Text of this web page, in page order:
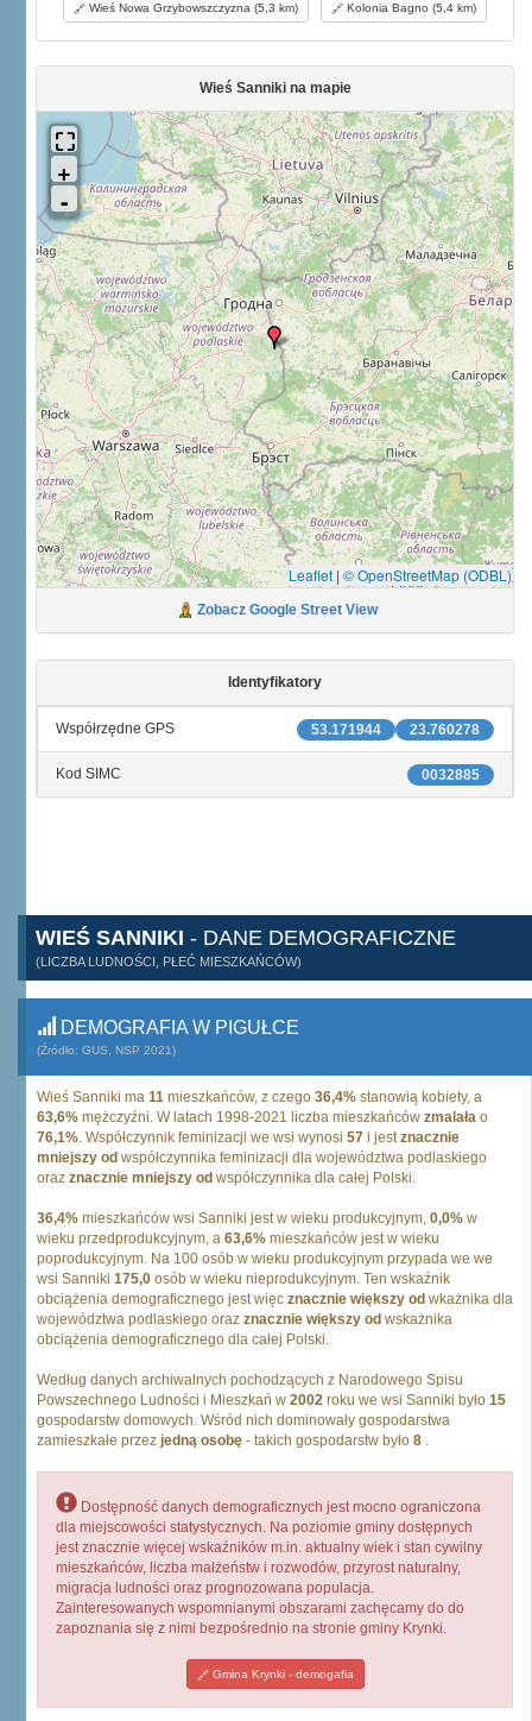
Wieś Nowa Grzybowszczyzna (5,3 km) Kolonia Bagno (5,4 km)
Wieś Sanniki na mapie
Leaflet | © OpenStreetMap (ODBL)
Zobacz Google Street View
Identyfikatory
23.760278
53.171944
Współrzędne GPS
0032885
Kod SIMC
WIEŚ SANNIKI - DANE DEMOGRAFICZNE
(LICZBA LUDNOŚCI, PŁEĆ MIESZKAŃCÓW)
DEMOGRAFIA W PIGUŁCE
(Źródło: GUS, NSP 2021)
Wieś Sanniki ma 11 mieszkańców, z czego 36,4% stanowią kobiety, a
63,6% mężczyźni. W latach 1998-2021 liczba mieszkańców zmalała o
76,1%. Współczynnik feminizacji we wsi wynosi 57 i jestznacznie
mniejszy od współczynnika feminizacji dla województwa podlaskiego
oraz znacznie mniejszy od współczynnika dla całej Polski.
36,4% mieszkańców wsi Sanniki jest w wieku produkcyjnym, 0,0% w
wieku przedprodukcyjnym, a 63,6% mieszkańców jest w wieku
poprodukcyjnym. Na 100 osób w wieku produkcyjnym przypada we we
wsi Sanniki 175,0 osób w wieku nieprodukcyjnym. Ten wskaźnik
obciążenia demograficznego jest więc znacznie większy od wkażnika dla
województwa podlaskiego oraz znacznie większy od wskażnika
obciążenia demograficznego dla całej Polski.
Według danych archiwalnych pochodzących z Narodowego Spisu
Powszechnego Ludności i Mieszkań w 2002 roku we wsi Sanniki było 15
gospodarstw domowych. Wśród nich dominowały gospodarstwa
zamieszkałe przez jedną osobę - takich gospodarstw było 8 .
Dostępność danych demograficznych jest mocno ograniczona
dla miejscowości statystycznych. Na poziomie gminy dostępnych
jest znacznie więcej wskaźników m.in. aktualny wiek i stan cywilny
mieszkańców, liczba małżeństw i rozwodów, przyrost naturalny,
migracja ludności oraz prognozowana populacja.
Zainteresowanych wspomnianymi obszarami zachęcamy do do
zapoznania się z nimi bezpośrednio na stronie gminy Krynki.
Gmina Krynki - demogafia